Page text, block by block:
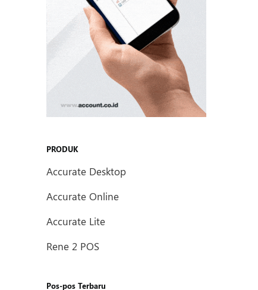
PRODUK
Accurate Desktop
Accurate Online
Accurate Lite
Rene 2 POS
Pos-pos Terbaru